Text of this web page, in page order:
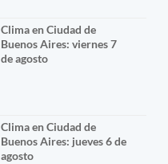
Clima en Ciudad de
Buenos Aires: viernes 7
de agosto
Clima en Ciudad de
Buenos Aires: jueves 6 de
agosto